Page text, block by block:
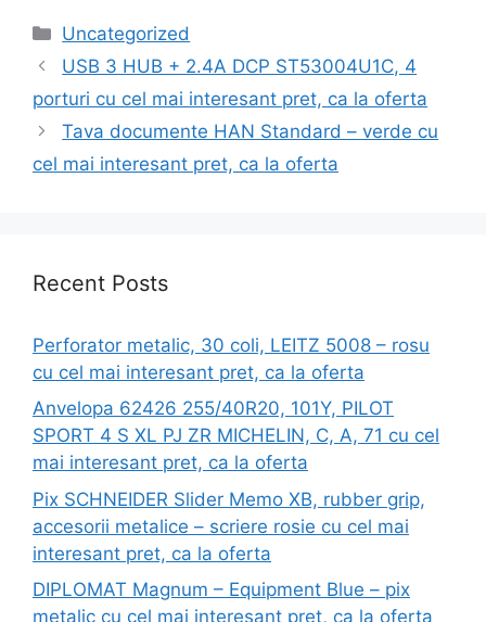
Categories
Uncategorized
USB 3 HUB + 2.4A DCP ST53004U1C, 4
porturi cu cel mai interesant pret, ca la oferta
Tava documente HAN Standard – verde cu
cel mai interesant pret, ca la oferta
Recent Posts
Perforator metalic, 30 coli, LEITZ 5008 – rosu
cu cel mai interesant pret, ca la oferta
Anvelopa 62426 255/40R20, 101Y, PILOT
SPORT 4 S XL PJ ZR MICHELIN, C, A, 71 cu cel
mai interesant pret, ca la oferta
Pix SCHNEIDER Slider Memo XB, rubber grip,
accesorii metalice – scriere rosie cu cel mai
interesant pret, ca la oferta
DIPLOMAT Magnum – Equipment Blue – pix
metalic cu cel mai interesant pret, ca la oferta